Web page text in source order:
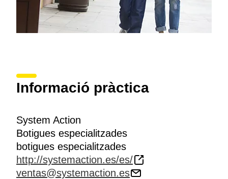
Informació pràctica
System Action
Botigues especialitzades
botigues especialitzades
http://systemaction.es/es/
ventas@systemaction.es